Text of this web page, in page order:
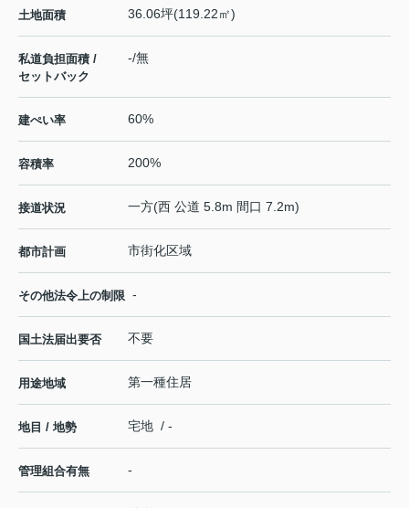
土地面積 36.06坪(119.22㎡)
私道負担面積 /
セットバック
-/無
建ぺい率 60%
容積率 200%
接道状況 一方(西 公道 5.8m 間口 7.2m)
都市計画 市街化区域
その他法令上の制限 -
国土法届出要否 不要
用途地域 第一種住居
地目 / 地勢 宅地 / -
管理組合有無 -